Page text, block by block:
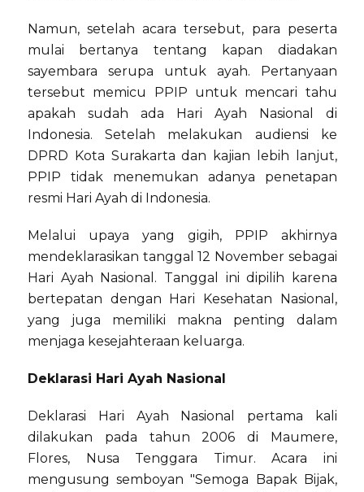
Namun, setelah acara tersebut, para peserta
mulai bertanya tentang kapan diadakan
sayembara serupa untuk ayah. Pertanyaan
tersebut memicu PPIP untuk mencari tahu
apakah sudah ada Hari Ayah Nasional di
Indonesia. Setelah melakukan audiensi ke
DPRD Kota Surakarta dan kajian lebih lanjut,
PPIP tidak menemukan adanya penetapan
resmi Hari Ayah di Indonesia.
Melalui upaya yang gigih, PPIP akhirnya
mendeklarasikan tanggal 12 November sebagai
Hari Ayah Nasional. Tanggal ini dipilih karena
bertepatan dengan Hari Kesehatan Nasional,
yang juga memiliki makna penting dalam
menjaga kesejahteraan keluarga.
Deklarasi Hari Ayah Nasional
Deklarasi Hari Ayah Nasional pertama kali
dilakukan pada tahun 2006 di Maumere,
Flores, Nusa Tenggara Timur. Acara ini
mengusung semboyan "Semoga Bapak Bijak,